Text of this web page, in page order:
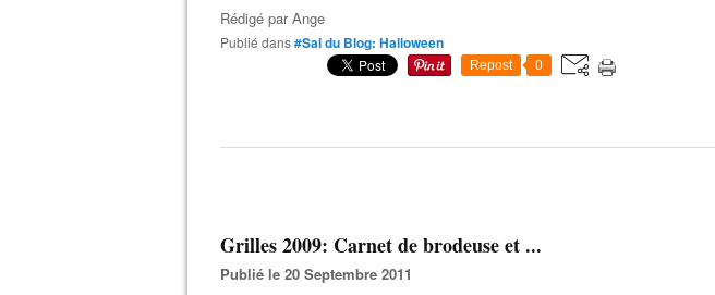
Rédigé parAnge
Publié dans#Sal du Blog: Halloween
Repost 0
Grilles 2009: Carnet de brodeuse et ...
Publié le 20 Septembre 2011